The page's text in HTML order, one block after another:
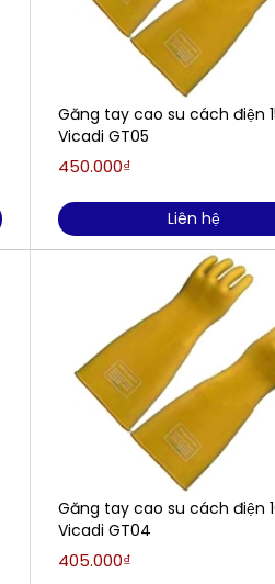
Găng tay cao su cách điện
Vicadi GT05
450.000₫
Liên hệ
Găng tay cao su cách điện
Vicadi GT04
405.000₫